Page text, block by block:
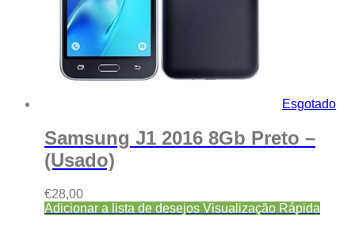
Esgotado
Samsung J1 2016 8Gb Preto –
(Usado)
€28,00
Adicionar a lista de desejos Visualização Rápida